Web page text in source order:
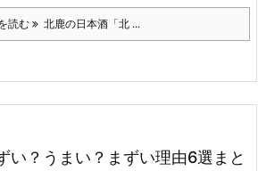
読む 北鹿の日本酒「北 ...
い？うまい？まずい理由6選まと